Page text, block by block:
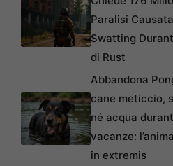
Paralisi
Swatting
di Rust
Abbandona
cane meticcio,
né acqua
vacanze:
in extremis